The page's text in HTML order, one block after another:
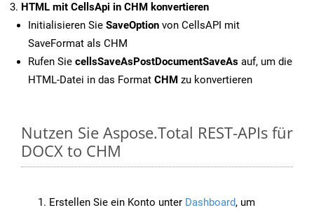
HTML mit CellsApi in CHM konvertieren
Initialisieren Sie SaveOption von CellsAPI mit
SaveFormat als CHM
Rufen Sie cellsSaveAsPostDocumentSaveAs auf, um die
HTML-Datei in das Format CHM zu konvertieren
Nutzen Sie Aspose.Total REST-APIs für
DOCX to CHM
Erstellen Sie ein Konto unter Dashboard, um